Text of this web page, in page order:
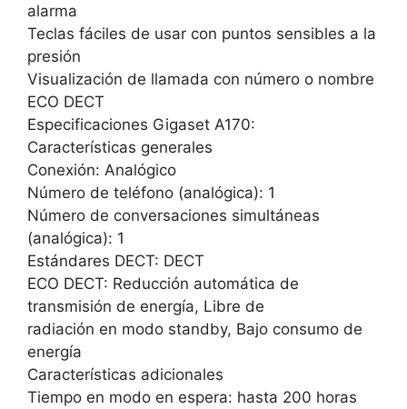
alarma
Teclas fáciles de usar con puntos sensibles a la
presión
Visualización de llamada con número o nombre
ECO DECT
Especificaciones Gigaset A170:
Características generales
Conexión: Analógico
Número de teléfono (analógica): 1
Número de conversaciones simultáneas
(analógica): 1
Estándares DECT: DECT
ECO DECT: Reducción automática de
transmisión de energía, Libre de
radiación en modo standby, Bajo consumo de
energía
Características adicionales
Tiempo en modo en espera: hasta 200 horas